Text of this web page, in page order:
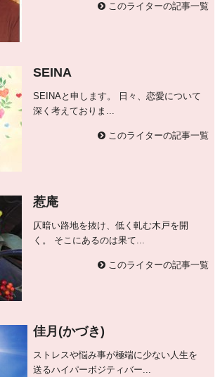
このライターの記事一覧
SEINA
SEINAと申します。 日々、恋愛について
深く考えておりま...
このライターの記事一覧
惹庵
仄暗い路地を抜け、低く軋む木戸を開
く。 そこにあるのは果て...
このライターの記事一覧
佳月(かづき)
ストレスや悩み事が極端に少ない人生を
送るハイパーボジティバー...